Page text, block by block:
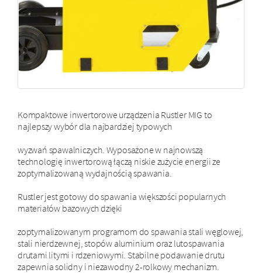
Kompaktowe inwertorowe urządzenia Rustler MIG to
najlepszy wybór dla najbardziej typowych
wyzwań spawalniczych. Wyposażone w najnowszą
technologię inwertorową łączą niskie zużycie energii ze
zoptymalizowaną wydajnością spawania.
Rustler jest gotowy do spawania większości popularnych
materiałów bazowych dzięki
zoptymalizowanym programom do spawania stali węglowej,
stali nierdzewnej, stopów aluminium oraz lutospawania
drutami litymi i rdzeniowymi. Stabilne podawanie drutu
zapewnia solidny i niezawodny 2-rolkowy mechanizm.